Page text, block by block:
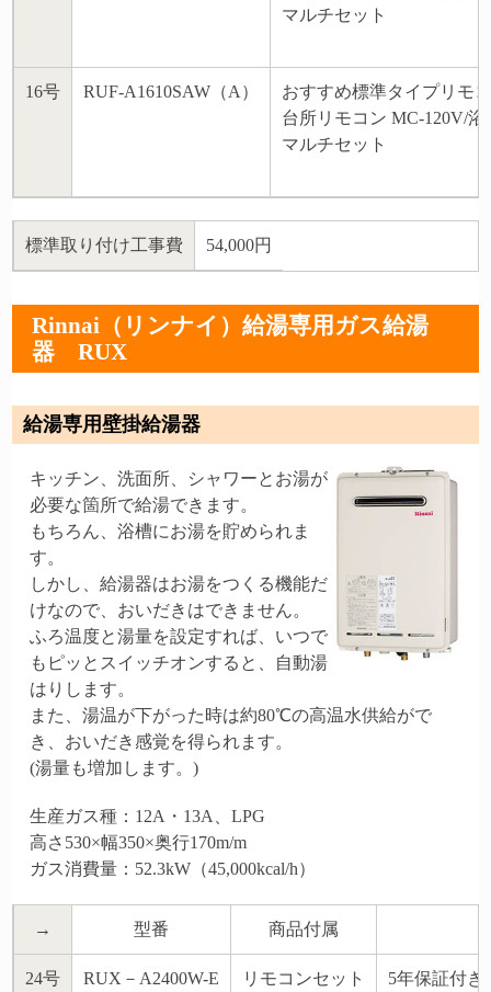
マルチセット
16号 RUF-A1610SAW（A）
おすすめ標準タイプリモ
台所リモコン MC-120V/
マルチセット
標準取り付け工事費 54,000円
Rinnai（リンナイ）給湯専用ガス給湯
器 RUX
給湯専用壁掛給湯器
キッチン、洗面所、シャワーとお湯が
必要な箇所で給湯できます。
もちろん、浴槽にお湯を貯められま
す。
しかし、給湯器はお湯をつくる機能だ
けなので、おいだきはできません。
ふろ温度と湯量を設定すれば、いつで
もピッとスイッチオンすると、自動湯
はりします。
また、湯温が下がった時は約80℃の高温水供給がで
き、おいだき感覚を得られます。
(湯量も増加します。)
生産ガス種：12A・13A、LPG
高さ530×幅350×奥行170m/m
ガス消費量：52.3kW（45,000kcal/h）
→ 型番 商品付属
24号 RUX－A2400W-E リモコンセット 5年保証付き